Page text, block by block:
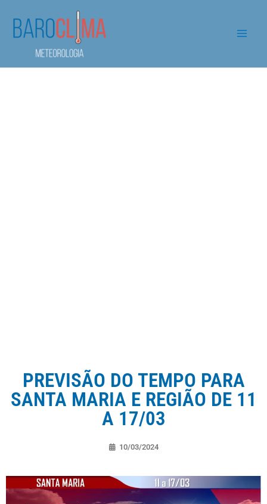
PREVISÃO DO TEMPO PARA
SANTA MARIA E REGIÃO DE 11
A 17/03
10/03/2024